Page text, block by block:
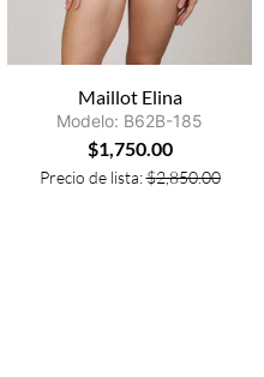
Maillot Elina
Modelo: B62B-185
$1,750.00
Precio de lista:$2,850.00